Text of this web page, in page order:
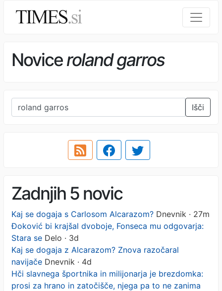
Noviceroland garros
Išči
Zadnjih 5 novic
Kaj se dogaja s Carlosom Alcarazom? Dnevnik · 27m
Đoković bi krajšal dvoboje, Fonseca mu odgovarja:
Stara se Delo · 3d
Kaj se dogaja z Alcarazom? Znova razočaral
navijače Dnevnik · 4d
Hči slavnega športnika in milijonarja je brezdomka:
prosi za hrano in zatočišče, njega pa to ne zanima